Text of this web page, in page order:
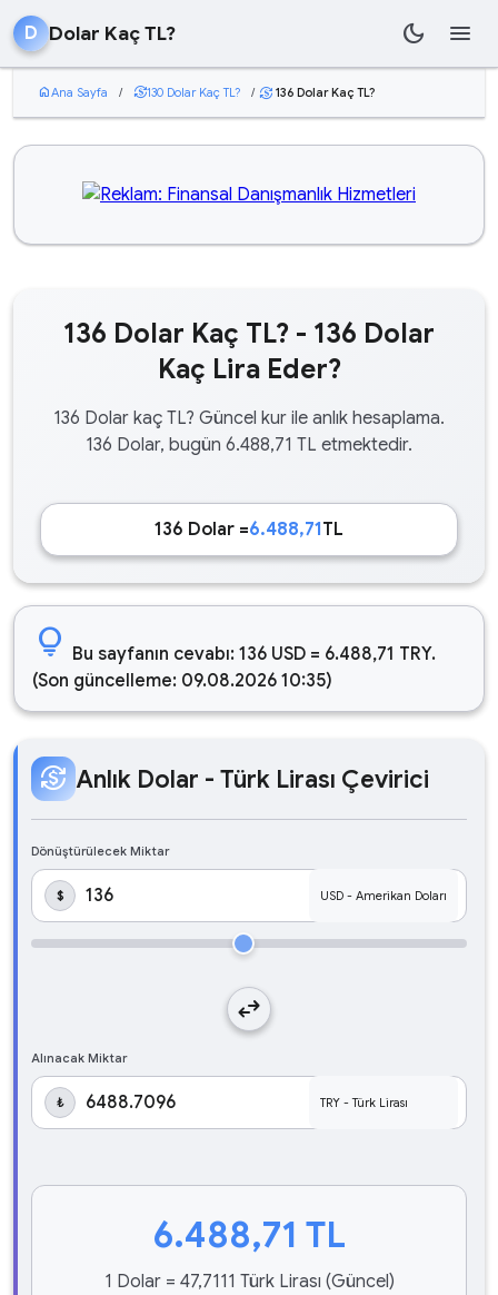
D Dolar Kaç TL? dark_mode menu
homeAna Sayfa / currency_exchange130 Dolar Kaç TL? / currency_exchange 136 Dolar Kaç TL?
136 Dolar Kaç TL? - 136 Dolar
Kaç Lira Eder?
136 Dolar kaç TL? Güncel kur ile anlık hesaplama.
136 Dolar, bugün 6.488,71 TL etmektedir.
136 Dolar =6.488,71TL
lightbulb Bu sayfanın cevabı: 136 USD = 6.488,71 TRY.
(Son güncelleme: 09.08.2026 10:35)
currency_exchange Anlık Dolar - Türk Lirası Çevirici
Dönüştürülecek Miktar
$
swap_horiz
Alınacak Miktar
₺
6.488,71 TL
1 Dolar = 47,7111 Türk Lirası (Güncel)